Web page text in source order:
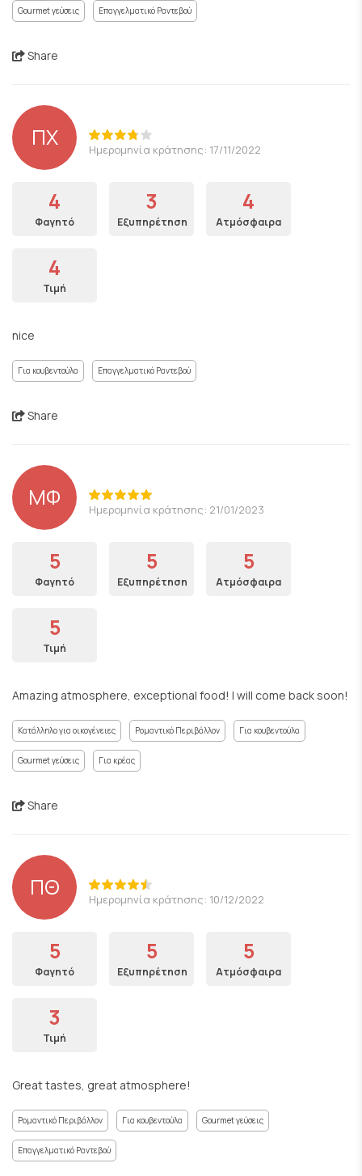
Gourmet γεύσεις Επαγγελματικό Ραντεβού
Share
ΠΧ Ημερομηνία κράτησης: 17/11/2022
4
Φαγητό
3
Εξυπηρέτηση
4
Ατμόσφαιρα
4
Τιμή
nice
Για κουβεντούλα Επαγγελματικό Ραντεβού
Share
ΜΦ Ημερομηνία κράτησης: 21/01/2023
5
Φαγητό
5
Εξυπηρέτηση
5
Ατμόσφαιρα
5
Τιμή
Amazing atmosphere, exceptional food! I will come back soon!
Κατάλληλο για οικογένειες Ρομαντικό Περιβάλλον Για κουβεντούλα
Gourmet γεύσεις Για κρέας
Share
ΠΘ Ημερομηνία κράτησης: 10/12/2022
5
Φαγητό
5
Εξυπηρέτηση
5
Ατμόσφαιρα
3
Τιμή
Great tastes, great atmosphere!
Ρομαντικό Περιβάλλον Για κουβεντούλα Gourmet γεύσεις
Επαγγελματικό Ραντεβού